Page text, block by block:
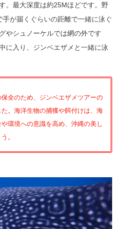
。最大深度は約25Mほどです。野
が届くぐらいの距離で一緒に泳ぐ
やシュノーケルでは網の外です
に入り、ジンベエザメと一緒に泳
全のため、ジンベエザメツアーの
。海洋生物の捕獲や餌付けは、海
環境への意識を高め、沖縄の美し
。